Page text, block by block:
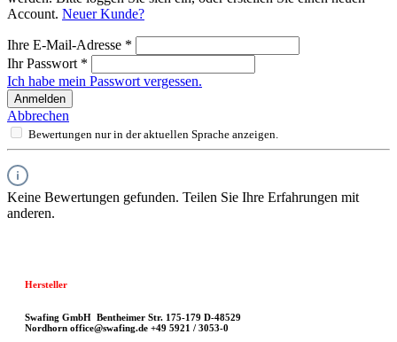
Account. Neuer Kunde?
Ihre E-Mail-Adresse *
Ihr Passwort *
Ich habe mein Passwort vergessen.
Anmelden
Abbrechen
Bewertungen nur in der aktuellen Sprache anzeigen.
Keine Bewertungen gefunden. Teilen Sie Ihre Erfahrungen mit
anderen.
Hersteller
Swafing GmbH Bentheimer Str. 175-179 D-48529
Nordhorn office@swafing.de +49 5921 / 3053-0